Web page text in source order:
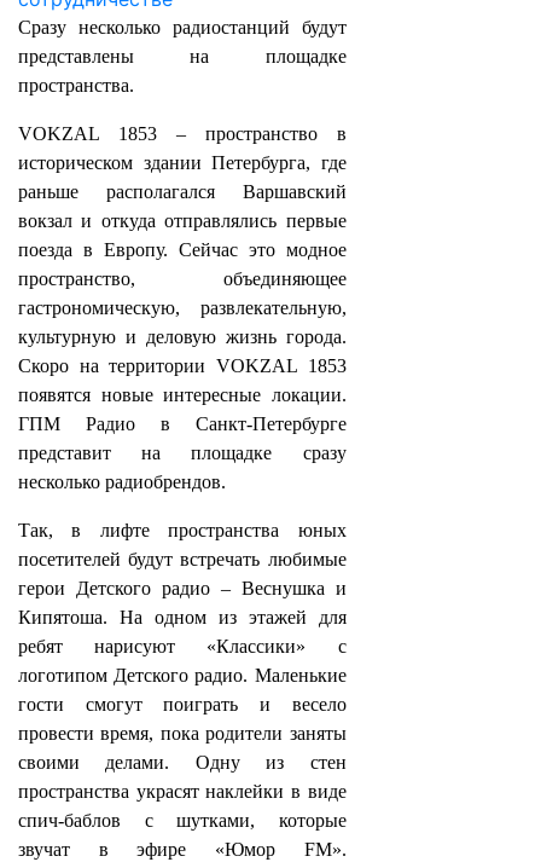
Сразу несколько радиостанций будут
представлены на площадке
пространства.
VOKZAL 1853 – пространство в
историческом здании Петербурга, где
раньше располагался Варшавский
вокзал и откуда отправлялись первые
поезда в Европу. Сейчас это модное
пространство, объединяющее
гастрономическую, развлекательную,
культурную и деловую жизнь города.
Скоро на территории VOKZAL 1853
появятся новые интересные локации.
ГПМ Радио в Санкт-Петербурге
представит на площадке сразу
несколько радиобрендов.
Так, в лифте пространства юных
посетителей будут встречать любимые
герои Детского радио – Веснушка и
Кипятоша. На одном из этажей для
ребят нарисуют «Классики» с
логотипом Детского радио. Маленькие
гости смогут поиграть и весело
провести время, пока родители заняты
своими делами. Одну из стен
пространства украсят наклейки в виде
спич-баблов с шутками, которые
звучат в эфире «Юмор FM».